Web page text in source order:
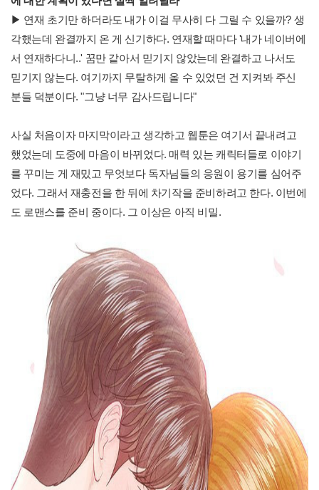
▶ 연재 초기만 하더라도 내가 이걸 무사히 다 그릴 수 있을까? 생
각했는데 완결까지 온 게 신기하다. 연재할 때마다 '내가 네이버에
서 연재하다니..' 꿈만 같아서 믿기지 않았는데 완결하고 나서도
믿기지 않는다. 여기까지 무탈하게 올 수 있었던 건 지켜봐 주신
분들 덕분이다. "그냥 너무 감사드립니다"
사실 처음이자 마지막이라고 생각하고 웹툰은 여기서 끝내려고
했었는데 도중에 마음이 바뀌었다. 매력 있는 캐릭터들로 이야기
를 꾸미는 게 재밌고 무엇보다 독자님들의 응원이 용기를 심어주
었다. 그래서 재충전을 한 뒤에 차기작을 준비하려고 한다. 이번에
도 로맨스를 준비 중이다. 그 이상은 아직 비밀.